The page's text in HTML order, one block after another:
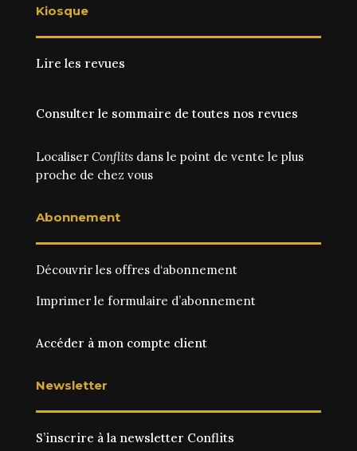
Kiosque
Lire les revues
Consulter le sommaire de toutes nos revues
Localiser Conflitsdans le point de vente le plus
proche de chez vous
Abonnement
Découvrir les offres d‘abonnement
Imprimer le formulaire d’abonnement
Accéder à mon compte client
Newsletter
S’inscrire à la newsletter Conflits